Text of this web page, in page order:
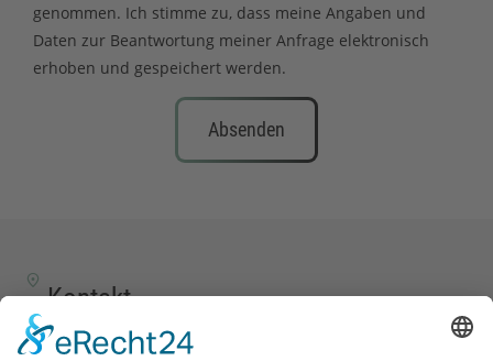
genommen. Ich stimme zu, dass meine Angaben und
Daten zur Beantwortung meiner Anfrage elektronisch
erhoben und gespeichert werden.
Absenden
Kontakt
TALENTSCOUT CONSULTING GmbH